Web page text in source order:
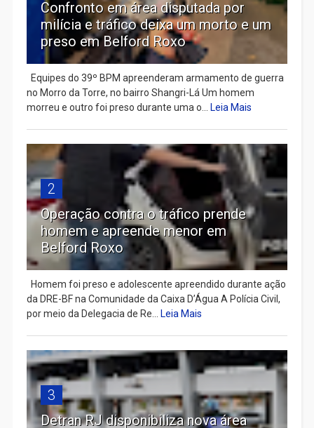
Confronto em área disputada por
milícia e tráfico deixa um morto e um
preso em Belford Roxo
Equipes do 39º BPM apreenderam armamento de guerra
no Morro da Torre, no bairro Shangri-Lá Um homem
morreu e outro foi preso durante uma o... Leia Mais
2
Operação contra o tráfico prende
homem e apreende menor em
Belford Roxo
Homem foi preso e adolescente apreendido durante ação
da DRE-BF na Comunidade da Caixa D’Água A Polícia Civil,
por meio da Delegacia de Re... Leia Mais
3
Detran RJ disponibiliza nova área